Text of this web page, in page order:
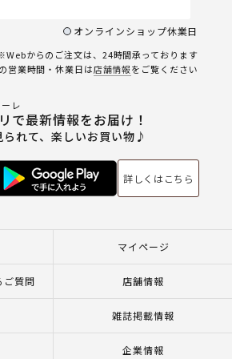
オンラインショップ休業日
からのご注文は、24時間承っております
営業時間・休業日は店舗情報をご覧ください
レ
で最新情報をお届け！
れて、楽しいお買い物♪
詳しくはこちら
マイページ
ご質問 店舗情報
雑誌掲載情報
企業情報